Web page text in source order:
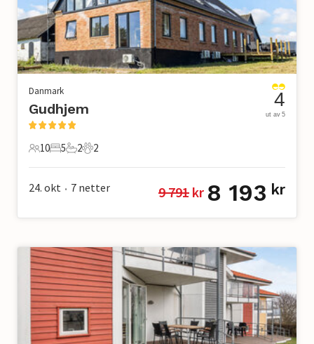
Danmark
Gudhjem
10 Gjester
10
5 Soverom
5
2 Bad
2
2 Kjæledyr
2
4
ut av 5
24. okt • 7 netter 9 791 kr 8 193 kr